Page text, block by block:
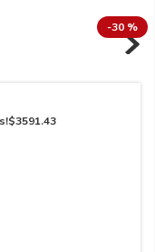
-30 %
$3591.43